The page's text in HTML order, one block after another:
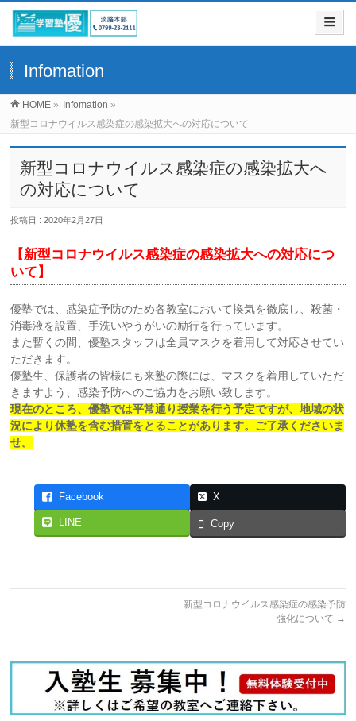
Infomation
HOME » Infomation »
新型コロナウイルス感染症の感染拡大への対応について
新型コロナウイルス感染症の感染拡大へ
の対応について
投稿日 : 2020年2月27日
【新型コロナウイルス感染症の感染拡大への対応につ
いて】
優塾では、感染症予防のため各教室において換気を徹底し、殺菌・
消毒液を設置、手洗いやうがいの励行を行っています。
また暫くの間、優塾スタッフは全員マスクを着用して対応させてい
ただきます。
優塾生、保護者の皆様にも来塾の際には、マスクを着用していただ
きますよう、感染予防へのご協力をお願い致します。
現在のところ、優塾では平常通り授業を行う予定ですが、地域の状
況により休塾を含む措置をとることがあります。ご了承くださいま
せ。
Facebook X
LINE Copy
新型コロナウイルス感染症の感染予防
強化について →